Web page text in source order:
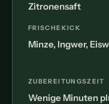
Zitronensaft
FRISCHEKICK
Minze, Ingwer,
ZUBEREITUNGSZEIT
Wenige Minuten